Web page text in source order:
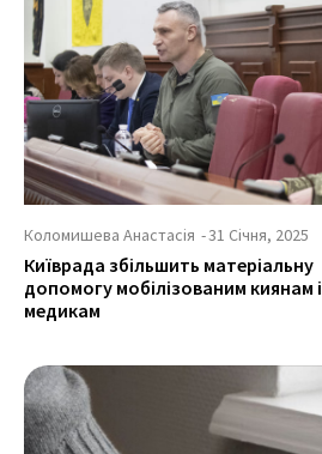
Коломишева Анастасія -31 Січня, 2025
Київрада збільшить матеріальну
допомогу мобілізованим киянам і
медикам